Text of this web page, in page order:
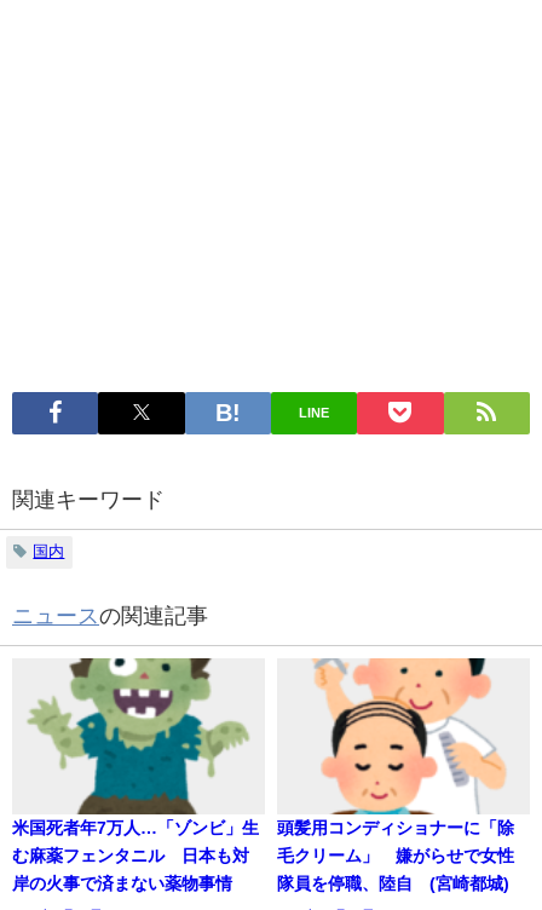
LINE
関連キーワード
国内
ニュースの関連記事
米国死者年7万人…「ゾンビ」生
む麻薬フェンタニル 日本も対
岸の火事で済まない薬物事情
頭髪用コンディショナーに「除
毛クリーム」 嫌がらせで女性
隊員を停職、陸自 (宮崎都城)